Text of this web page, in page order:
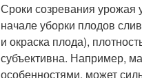
Сроки созревания урожая
начале уборки плодов
и окраска плода),
субъективна. Например,
особенностями, может